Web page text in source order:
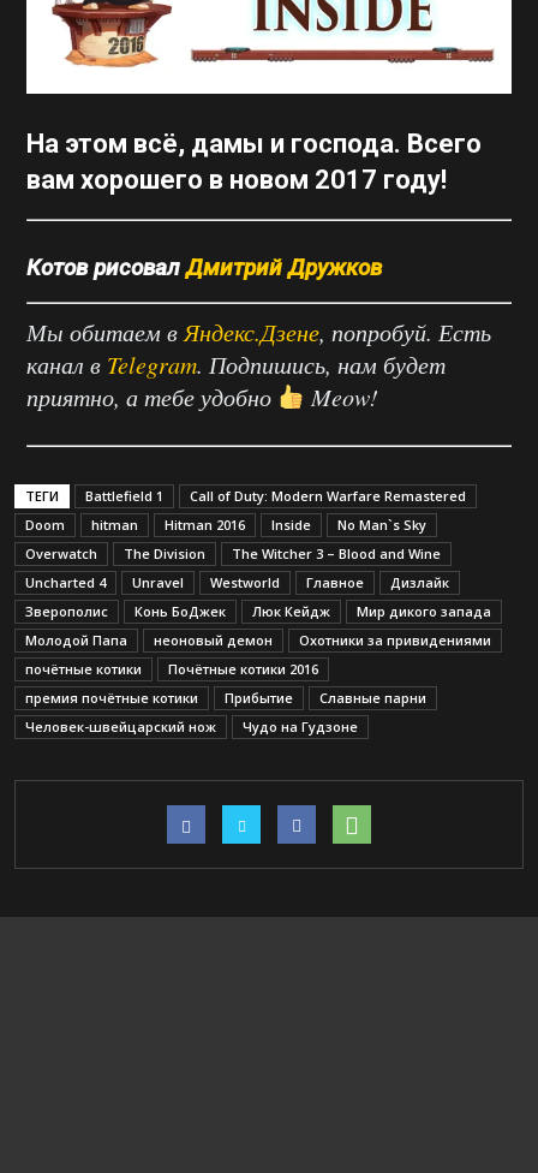
На этом всё, дамы и господа. Всего
вам хорошего в новом 2017 году!
Котов рисовалДмитрий Дружков
Мы обитаем вЯндекс.Дзене, попробуй. Есть
канал в Telegram. Подпишись, нам будет
приятно, а тебе удобно
Meow!
ТЕГИ Battlefield 1
Call of Duty: Modern Warfare Remastered
Doom
hitman Hitman 2016 Inside
No Man`s Sky
Overwatch
The Division
The Witcher 3 – Blood and Wine
Uncharted 4
Unravel Westworld Главное
Дизлайк
Зверополис
Конь БоДжек Люк Кейдж
Мир дикого запада
Молодой Папа
неоновый демон
Охотники за привидениями
почётные котики
Почётные котики 2016
премия почётные котики
Прибытие
Славные парни
Человек-швейцарский нож
Чудо на Гудзоне